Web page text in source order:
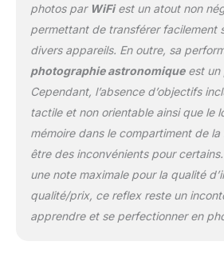
photos par WiFiest un atout non
permettant de transférer facilement
divers appareils. En outre, sa
photographie astronomiqueest un
Cependant, l’absence d’objectifs
tactile et non orientable ainsi que le
mémoire dans le compartiment de
être des inconvénients pour
une note maximale pour la qualité
qualité/prix, ce reflex reste un
apprendre et se perfectionner en